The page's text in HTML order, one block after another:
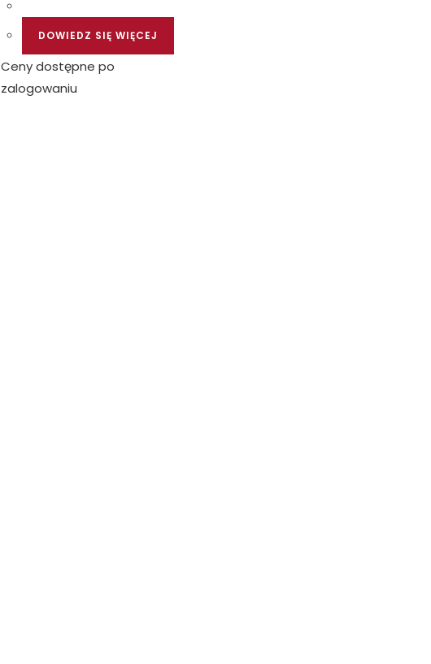
DOWIEDZ SIĘ WIĘCEJ
Ceny dostępne po
zalogowaniu